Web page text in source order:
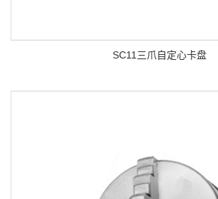
SC11三爪自定心卡盘